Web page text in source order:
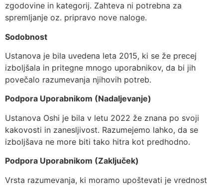
zgodovine in kategorij. Zahteva ni potrebna za
spremljanje oz. pripravo nove naloge.
Sodobnost
Ustanova je bila uvedena leta 2015, ki se že precej
izboljšala in pritegne mnogo uporabnikov, da bi jih
povečalo razumevanja njihovih potreb.
Podpora Uporabnikom (Nadaljevanje)
Ustanova Oshi je bila v letu 2022 že znana po svoji
kakovosti in zanesljivost. Razumejemo lahko, da se
izboljšava ne more biti tako hitra kot predhodno.
Podpora Uporabnikom (Zaključek)
Vrsta razumevanja, ki moramo upoštevati je vrednost